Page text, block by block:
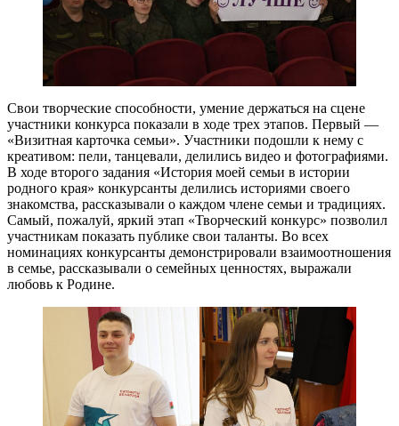
Свои творческие способности, умение держаться на сцене
участники конкурса показали в ходе трех этапов. Первый —
«Визитная карточка семьи». Участники подошли к нему с
креативом: пели, танцевали, делились видео и фотографиями.
В ходе второго задания «История моей семьи в истории
родного края» конкурсанты делились историями своего
знакомства, рассказывали о каждом члене семьи и традициях.
Самый, пожалуй, яркий этап «Творческий конкурс» позволил
участникам показать публике свои таланты. Во всех
номинациях конкурсанты демонстрировали взаимоотношения
в семье, рассказывали о семейных ценностях, выражали
любовь к Родине.